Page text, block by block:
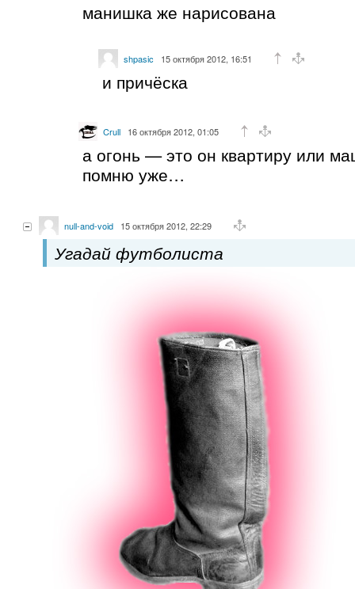
манишка же нарисована
shpasic 15 октября 2012, 16:51
и причёска
Crull 16 октября 2012, 01:05
а огонь — это он квартиру или
помню уже…
null-and-void 15 октября 2012, 22:29
Угадай футболиста